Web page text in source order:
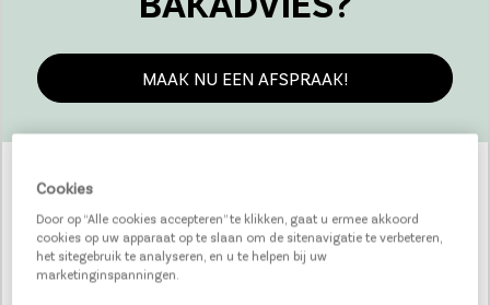
MAAK NU EEN AFSPRAAK!
ONZECHEFS
Cookies
Door op “Alle cookies accepteren” te klikken, gaat u ermee akkoord
cookies op uw apparaat op te slaan om de sitenavigatie te verbeteren,
het sitegebruik te analyseren, en u te helpen bij uw
marketinginspanningen.